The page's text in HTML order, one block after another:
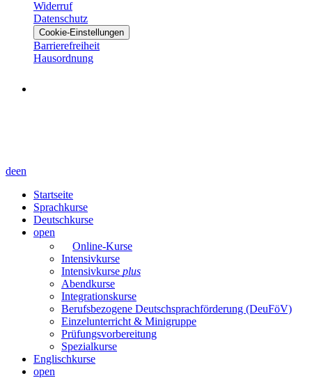
Widerruf
Datenschutz
Cookie-Einstellungen
Barrierefreiheit
Hausordnung
deen
Startseite
Sprachkurse
Deutschkurse
open
Online-Kurse
Intensivkurse
Intensivkurse plus
Abendkurse
Integrationskurse
Berufsbezogene Deutschsprachförderung (DeuFöV)
Einzelunterricht & Minigruppe
Prüfungsvorbereitung
Spezialkurse
Englischkurse
open